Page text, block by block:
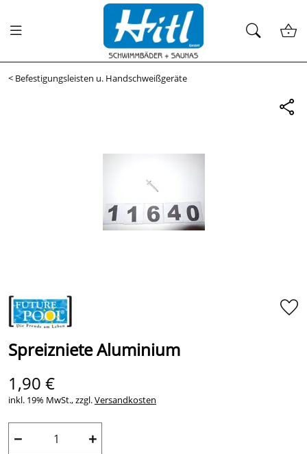
< Befestigungsleisten u. Handschweißgeräte
Spreizniete Aluminium
1,90 €
inkl. 19% MwSt., zzgl.Versandkosten
− +